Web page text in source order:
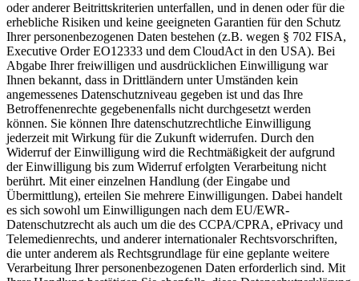
oder anderer Beitrittskriterien unterfallen, und in denen oder für die
erhebliche Risiken und keine geeigneten Garantien für den Schutz
Ihrer personenbezogenen Daten bestehen (z.B. wegen § 702 FISA,
Executive Order EO12333 und dem CloudAct in den USA). Bei
Abgabe Ihrer freiwilligen und ausdrücklichen Einwilligung war
Ihnen bekannt, dass in Drittländern unter Umständen kein
angemessenes Datenschutzniveau gegeben ist und das Ihre
Betroffenenrechte gegebenenfalls nicht durchgesetzt werden
können. Sie können Ihre datenschutzrechtliche Einwilligung
jederzeit mit Wirkung für die Zukunft widerrufen. Durch den
Widerruf der Einwilligung wird die Rechtmäßigkeit der aufgrund
der Einwilligung bis zum Widerruf erfolgten Verarbeitung nicht
berührt. Mit einer einzelnen Handlung (der Eingabe und
Übermittlung), erteilen Sie mehrere Einwilligungen. Dabei handelt
es sich sowohl um Einwilligungen nach dem EU/EWR-
Datenschutzrecht als auch um die des CCPA/CPRA, ePrivacy und
Telemedienrechts, und anderer internationaler Rechtsvorschriften,
die unter anderem als Rechtsgrundlage für eine geplante weitere
Verarbeitung Ihrer personenbezogenen Daten erforderlich sind. Mit